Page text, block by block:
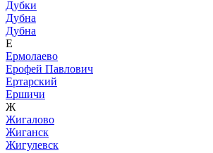
Дубки
Дубна
Дубна
Е
Ермолаево
Ерофей Павлович
Ертарский
Ершичи
Ж
Жигалово
Жиганск
Жигулевск